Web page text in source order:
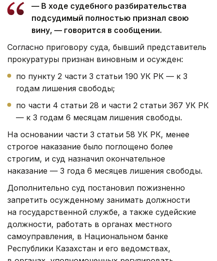
— В ходе судебного разбирательства
подсудимый полностью признал свою
вину, — говорится в сообщении.
Согласно приговору суда, бывший представитель
прокуратуры признан виновным и осужден:
по пункту 2 части 3 статьи 190 УК РК — к 3
годам лишения свободы;
по части 4 статьи 28 и части 2 статьи 367 УК РК
— к 3 годам 6 месяцам лишения свободы.
На основании части 3 статьи 58 УК РК, менее
строгое наказание было поглощено более
строгим, и суд назначил окончательное
наказание — 3 года 6 месяцев лишения свободы.
Дополнительно суд постановил пожизненно
запретить осужденному занимать должности
на государственной службе, а также судейские
должности, работать в органах местного
самоуправления, в Национальном банке
Республики Казахстан и его ведомствах,